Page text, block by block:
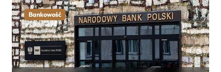
Bankowość